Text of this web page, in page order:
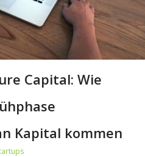
Capital: Wie
Kapital kommen